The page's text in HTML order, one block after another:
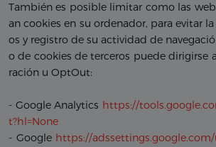
También es posible limitar como las
an cookies en su ordenador, para evitar
os y registro de su actividad de
o de cookies de terceros puede dirigirse
ración u OptOut:
- Google Analytics https://
t?hl=None
- Google https://